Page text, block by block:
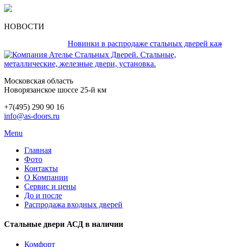
НОВОСТИ
Новинки в распродаже стальных дверей каждый
Московская область
Новорязанское шоссе 25-й км
+7(495) 290 90 16
info@as-doors.ru
Menu
Главная
Фото
Контакты
О Компании
Сервис и цены
До и после
Распродажа входных дверей
Стальные двери АСД в наличии
Комфорт